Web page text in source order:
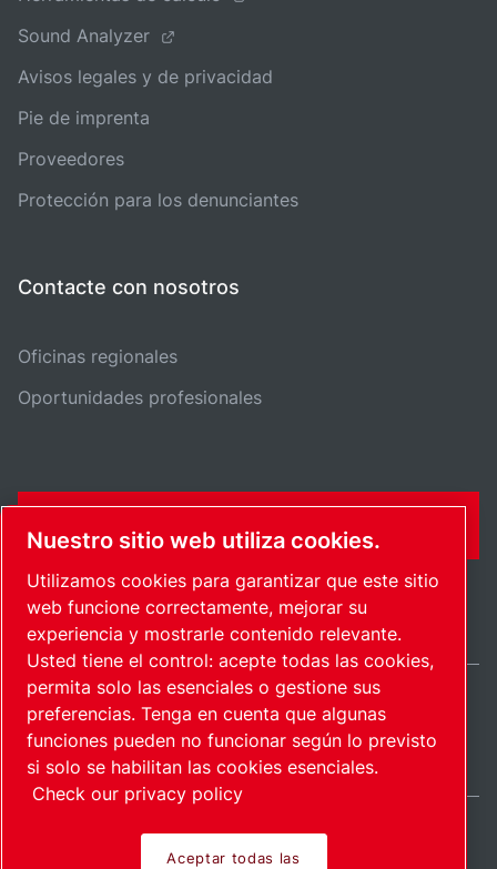
Sound Analyzer
Avisos legales y de privacidad
Pie de imprenta
Proveedores
Protección para los denunciantes
Contacte con nosotros
Oficinas regionales
Oportunidades profesionales
Mapa del sitioAdministrar cookies © 2026 Copyright.
Spain / ES
Nuestro sitio web utiliza cookies.
Utilizamos cookies para garantizar que este sitio
web funcione correctamente, mejorar su
experiencia y mostrarle contenido relevante.
Usted tiene el control: acepte todas las cookies,
permita solo las esenciales o gestione sus
preferencias. Tenga en cuenta que algunas
funciones pueden no funcionar según lo previsto
si solo se habilitan las cookies esenciales.
Check our privacy policy
Aceptar todas las